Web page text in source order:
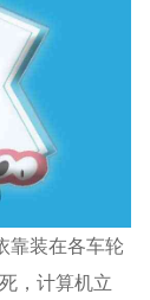
靠装在各车轮
，计算机立